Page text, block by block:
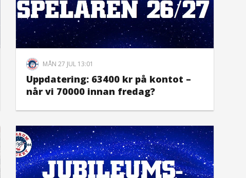
MÅN 27 JUL 13:01
Uppdatering: 63400 kr på kontot –
når vi 70000 innan fredag?